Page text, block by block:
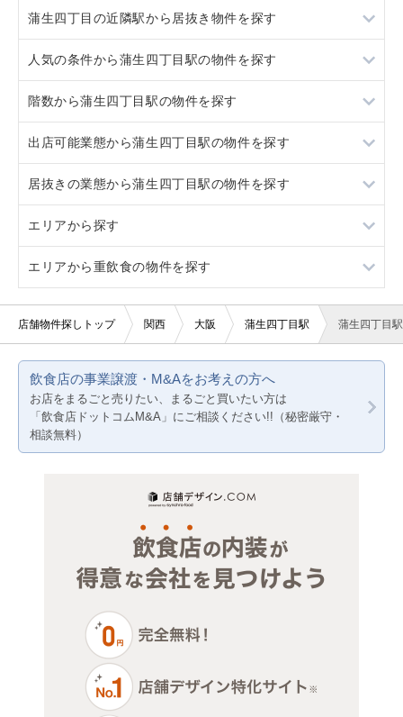
今福鶴見
京橋
鴫野
関目成育
蒲生四丁目の近隣駅から居抜き物件を探す
今福鶴見
京橋
鴫野
関目成育
人気の条件から蒲生四丁目駅の物件を探す
居抜き
スケルトン
ロードサイド物件
看板取り付け可
20坪以下
賃料20万円以下
階数から蒲生四丁目駅の物件を探す
1階
出店可能業態から蒲生四丁目駅の物件を探す
重飲食
軽飲食
バー・クラブ
美容室・理容室
医療・歯科・クリニック
物販・小売
居抜きの業態から蒲生四丁目駅の物件を探す
バー
エリアから探す
大阪
京都
エリアから重飲食の物件を探す
大阪
兵庫
店舗物件探しトップ 関西 大阪 蒲生四丁目駅 蒲生四丁目
飲食店の事業譲渡・M&Aをお考えの方へ
お店をまるごと売りたい、まるごと買いたい方は
「飲食店ドットコムM&A」にご相談ください!!（秘密厳守・
相談無料）